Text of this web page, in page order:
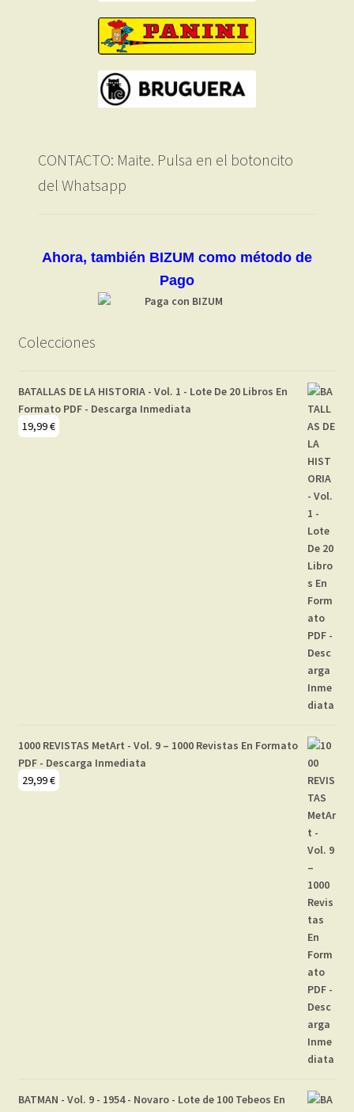
CONTACTO: Maite. Pulsa en el botoncito
del Whatsapp
Ahora, también BIZUM como método de
Pago
Colecciones
BATALLAS DE LA HISTORIA - Vol. 1 - Lote De 20 Libros En
Formato PDF - Descarga Inmediata
19,99€
1000 REVISTAS MetArt - Vol. 9 – 1000 Revistas En Formato
PDF - Descarga Inmediata
29,99€
BATMAN - Vol. 9 - 1954 - Novaro - Lote de 100 Tebeos En